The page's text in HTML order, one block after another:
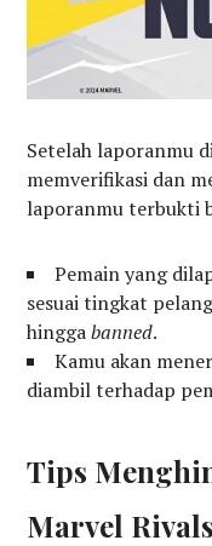
Setelah laporanmu
memverifikasi dan
laporanmu terbukti
Pemain yang
sesuai tingkat
hinggabanned.
Kamu akan
diambil terhadap
Tips
Marvel Rivals